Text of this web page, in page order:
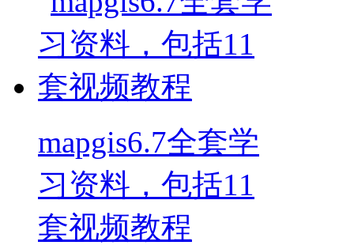
mapgis6.7全套学
习资料，包括11
套视频教程